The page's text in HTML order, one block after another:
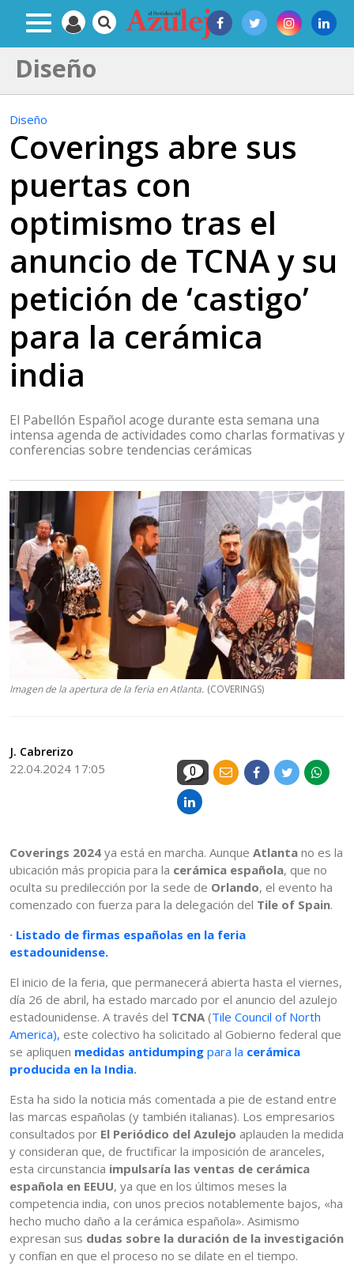
Diseño
Diseño
Coverings abre sus
puertas con
optimismo tras el
anuncio de TCNA y su
petición de ‘castigo’
para la cerámica
india
El Pabellón Español acoge durante esta semana una
intensa agenda de actividades como charlas formativas y
conferencias sobre tendencias cerámicas
Imagen de la apertura de la feria en Atlanta. (COVERINGS)
J. Cabrerizo
22.04.2024 17:05 0
Coverings 2024 ya está en marcha. Aunque Atlanta no es la
ubicación más propicia para la cerámica española, que no
oculta su predilección por la sede de Orlando, el evento ha
comenzado con fuerza para la delegación del Tile of Spain.
· Listado de firmas españolas en la feria
estadounidense.
El inicio de la feria, que permanecerá abierta hasta el viernes,
día 26 de abril, ha estado marcado por el anuncio del azulejo
estadounidense. A través del TCNA (Tile Council of North
America), este colectivo ha solicitado al Gobierno federal que
se apliquen medidas antidumping para la cerámica
producida en la India.
Esta ha sido la noticia más comentada a pie de estand entre
las marcas españolas (y también italianas). Los empresarios
consultados por El Periódico del Azulejo aplauden la medida
y consideran que, de fructificar la imposición de aranceles,
esta circunstancia impulsaría las ventas de cerámica
española en EEUU, ya que en los últimos meses la
competencia india, con unos precios notablemente bajos, «ha
hecho mucho daño a la cerámica española». Asimismo
expresan sus dudas sobre la duración de la investigación
y confían en que el proceso no se dilate en el tiempo.